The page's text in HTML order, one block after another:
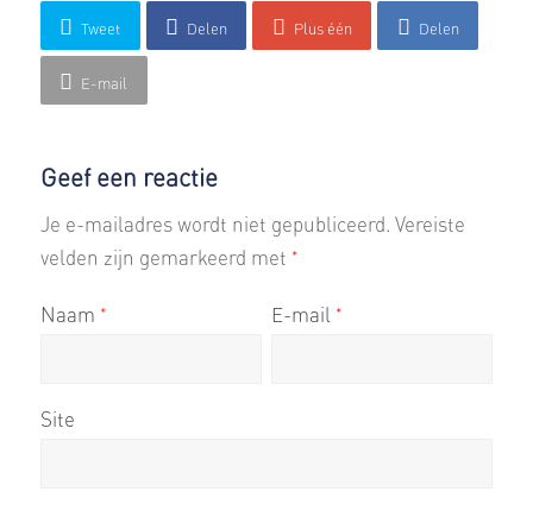
Tweet Delen Plus één Delen
E-mail
Geef een reactie
Je e-mailadres wordt niet gepubliceerd. Vereiste
velden zijn gemarkeerd met *
Naam * E-mail *
Site